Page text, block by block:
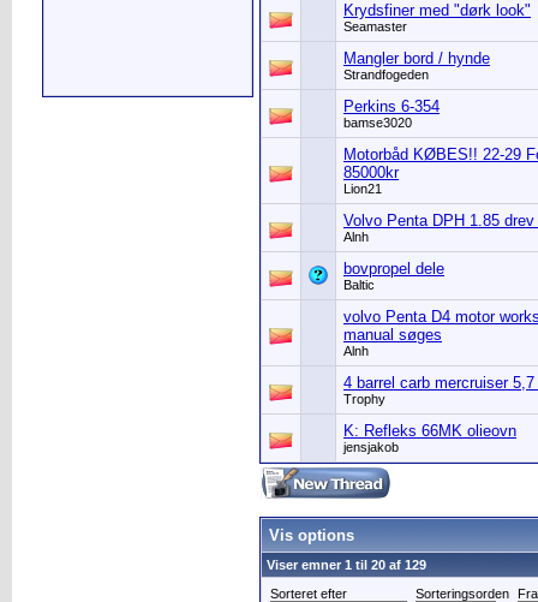
Krydsfiner med "dørk look"
Seamaster
Mangler bord / hynde
Strandfogeden
Perkins 6-354
bamse3020
Motorbåd KØBES!! 22-29
85000kr
Lion21
Volvo Penta DPH 1.85
Alnh
bovpropel dele
Baltic
volvo Penta D4 motor
manual søges
Alnh
4 barrel carb mercruiser
Trophy
K: Refleks 66MK olieovn
jensjakob
Vis options
Viser emner 1 til 20 af 129
Sorteret efter
Sorteringsorden